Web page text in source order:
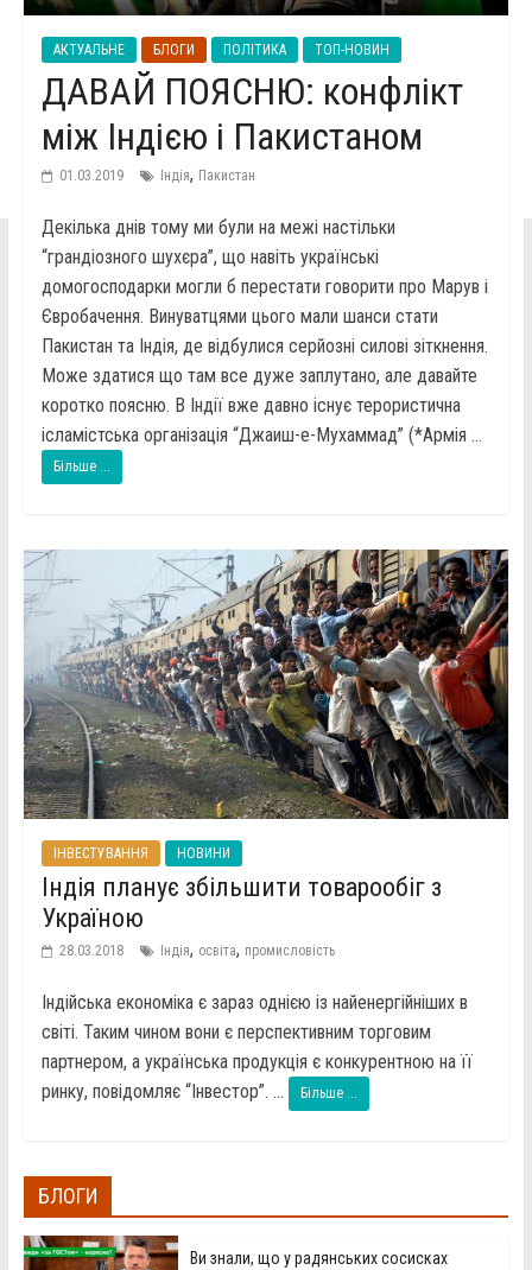
АКТУАЛЬНЕ БЛОГИ ПОЛІТИКА ТОП-НОВИН
ДАВАЙ ПОЯСНЮ: конфлікт
між Індією і Пакистаном
01.03.2019 Індія, Пакистан
Декілька днів тому ми були на межі настільки
“грандіозного шухєра”, що навіть українські
домогосподарки могли б перестати говорити про Марув і
Євробачення. Винуватцями цього мали шанси стати
Пакистан та Індія, де відбулися серйозні силові зіткнення.
Може здатися що там все дуже заплутано, але давайте
коротко поясню. В Індії вже давно існує терористична
ісламістська організація “Джаиш-е-Мухаммад” (*Армія ...
Більше ...
ІНВЕСТУВАННЯ НОВИНИ
Індія планує збільшити товарообіг з
Україною
28.03.2018 Індія, освіта, промисловість
Індійська економіка є зараз однією із найенергійніших в
світі. Таким чином вони є перспективним торговим
партнером, а українська продукція є конкурентною на її
ринку, повідомляє “Інвестор”. ...
Більше ...
БЛОГИ
Ви знали, що у радянських сосисках